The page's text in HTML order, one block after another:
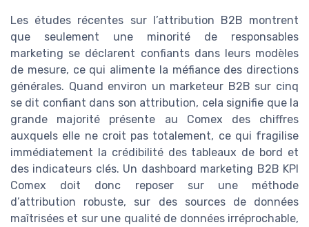
Les études récentes sur l’attribution B2B montrent
que seulement une minorité de responsables
marketing se déclarent confiants dans leurs modèles
de mesure, ce qui alimente la méfiance des directions
générales. Quand environ un marketeur B2B sur cinq
se dit confiant dans son attribution, cela signifie que la
grande majorité présente au Comex des chiffres
auxquels elle ne croit pas totalement, ce qui fragilise
immédiatement la crédibilité des tableaux de bord et
des indicateurs clés. Un dashboard marketing B2B KPI
Comex doit donc reposer sur une méthode
d’attribution robuste, sur des sources de données
maîtrisées et sur une qualité de données irréprochable,